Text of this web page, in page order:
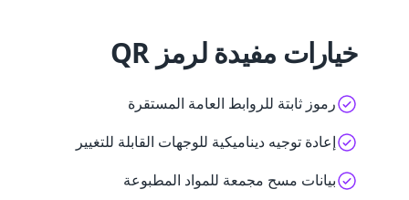
خيارات مفيدة لرمز QR
رموز ثابتة للروابط العامة المستقرة
إعادة توجيه ديناميكية للوجهات القابلة للتغيير
بيانات مسح مجمعة للمواد المطبوعة